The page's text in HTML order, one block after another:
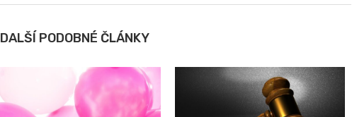
DALŠÍ PODOBNÉ ČLÁNKY